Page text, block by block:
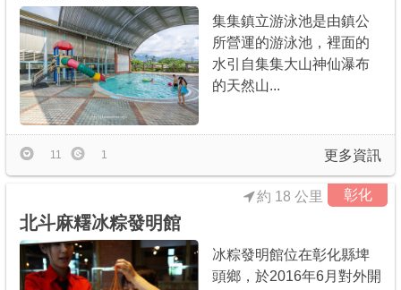
集集鎮立游泳池是由鎮公
所營運的游泳池，裡面的
水引自集集大山神仙瀑布
的天然山...
更多資訊
11 1
彰化
北斗麻糬冰粽發明館
約 18 公里
冰粽發明館位在彰化縣埤
頭鄉，於2016年6月對外開